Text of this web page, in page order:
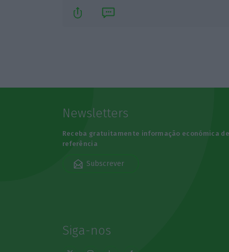
Newsletters
Receba gratuitamente informação económica
referência
Subscrever
Siga-nos